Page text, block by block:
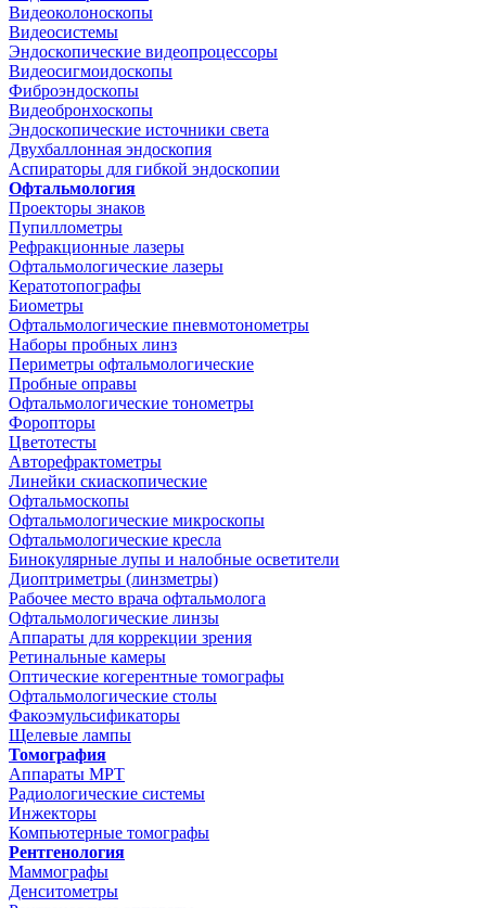
Видеоколоноскопы
Видеосистемы
Эндоскопические видеопроцессоры
Видеосигмоидоскопы
Фиброэндоскопы
Видеобронхоскопы
Эндоскопические источники света
Двухбаллонная эндоскопия
Аспираторы для гибкой эндоскопии
Офтальмология
Проекторы знаков
Пупиллометры
Рефракционные лазеры
Офтальмологические лазеры
Кератотопографы
Биометры
Офтальмологические пневмотонометры
Наборы пробных линз
Периметры офтальмологические
Пробные оправы
Офтальмологические тонометры
Форопторы
Цветотесты
Авторефрактометры
Линейки скиаскопические
Офтальмоскопы
Офтальмологические микроскопы
Офтальмологические кресла
Бинокулярные лупы и налобные осветители
Диоптриметры (линзметры)
Рабочее место врача офтальмолога
Офтальмологические линзы
Аппараты для коррекции зрения
Ретинальные камеры
Оптические когерентные томографы
Офтальмологические столы
Факоэмульсификаторы
Щелевые лампы
Томография
Аппараты МРТ
Радиологические системы
Инжекторы
Компьютерные томографы
Рентгенология
Маммографы
Денситометры